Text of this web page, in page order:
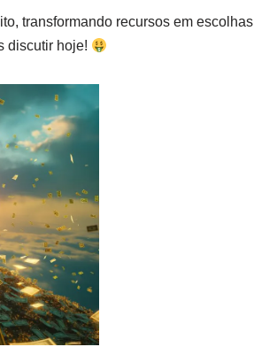
transformando recursos em escolhas
discutir hoje!